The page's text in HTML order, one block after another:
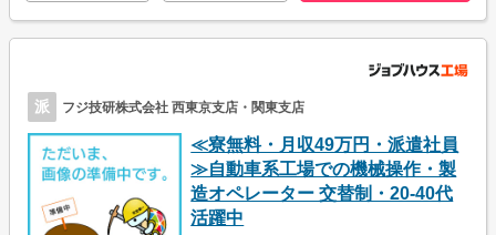
派 フジ技研株式会社 西東京支店・関東支店
≪寮無料・月収49万円・派遣社員
≫自動車系工場での機械操作・製
造オペレーター 交替制・20-40代
活躍中